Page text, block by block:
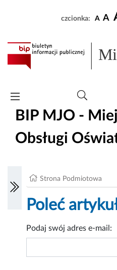
czcionka: A A
BIP MJO -
Obsługi
Strona Podmiotowa
Poleć
Podaj swój adres e-mail: